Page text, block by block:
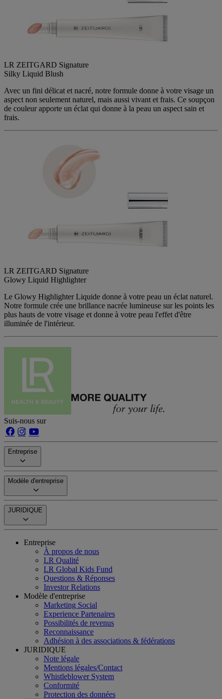
LR ZEITGARD Signature
Silky Liquid​ Blush
Avec un fini délicat et nacré, notre formule donne à votre visage un
aspect non seulement naturel, mais aussi vivant et frais. Ce soupçon
de couleur apporte un éclat qui donne à la peau un aspect sain et
frais.
LR ZEITGARD Signature
Glowy Liquid​ Highlighter
Le Glowy Highlighter Liquide donne à votre peau un éclat naturel.
Notre formule crée une brillance nacrée lumineuse sur les points les
plus hauts de votre visage et donne à votre peau l'effet d'être
illuminée de l'intérieur.
Suis-nous sur
Entreprise
Modèle d'entreprise
JURIDIQUE
Entreprise
À propos de nous
LR Qualité
LR Global Kids Fund
Questions & Réponses
Investor Relations
Modèle d'entreprise
Marketing Social
Experience Partenaires
Possibilités de revenus
Reconnaissance
Adhésion à des associations & fédérations
JURIDIQUE
Note légale
Mentions légales/Contact
Whistleblower System
Conformité
Protection des données